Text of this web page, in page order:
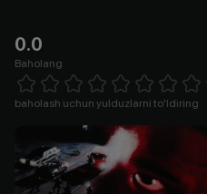
0.0
Baholang
1 Star 2 Stars 3 Stars 4 Stars5 Stars 6 Stars7 Stars8 Stars
baholash uchun yulduzlarni to'ldiring